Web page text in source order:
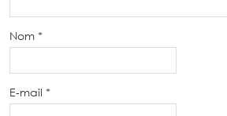
Nom *
E-mail *